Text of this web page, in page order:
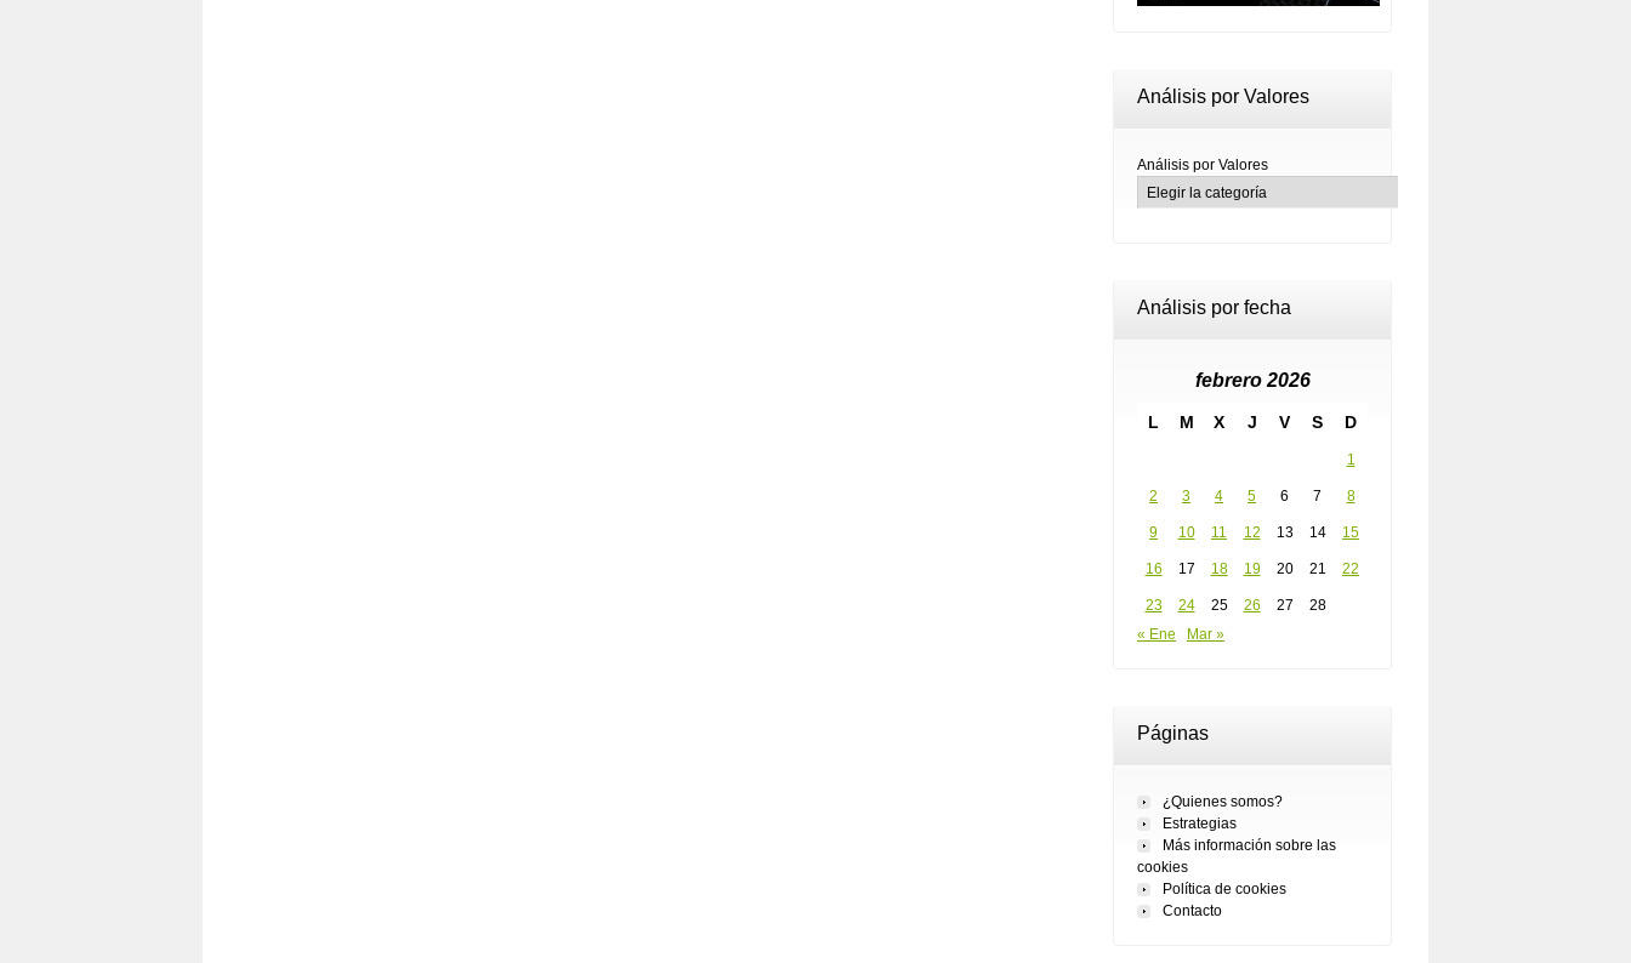
Análisis por Valores
Análisis por Valores
Análisis por fecha
febrero 2026
L M X J V S D
1
2 3 4 5 6 7 8
9 10 11 12 13 14 15
16 17 18 19 20 21 22
23 24 25 26 27
28
« Ene
Mar »
Páginas
¿Quienes somos?
Estrategias
Más información sobre las
cookies
Política de cookies
Contacto